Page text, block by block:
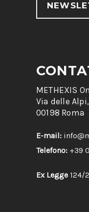
METHEXIS
Via delle
00198 Roma
E-mail:
Telefono: +39
Ex Legge 124/